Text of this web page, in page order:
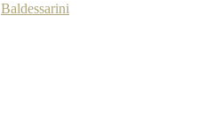
Baldessarini